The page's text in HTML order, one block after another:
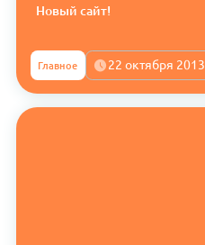
Новый сайт!
Главное 22 октября 2013